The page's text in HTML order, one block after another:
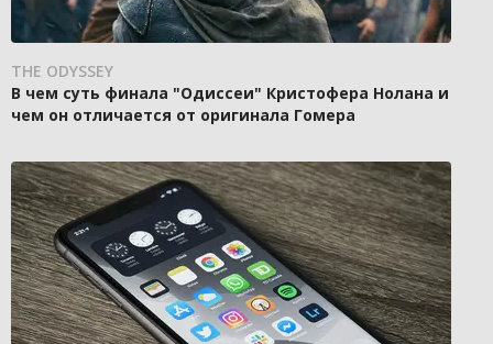
THE ODYSSEY
В чем суть финала "Одиссеи" Кристофера Нолана и
чем он отличается от оригинала Гомера